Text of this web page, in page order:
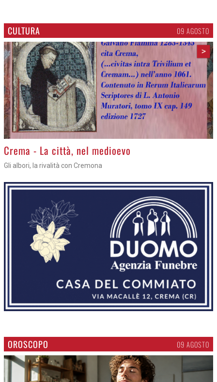
CULTURA
Crema - La città, nel medioevo
Gli albori, la rivalità con Cremona